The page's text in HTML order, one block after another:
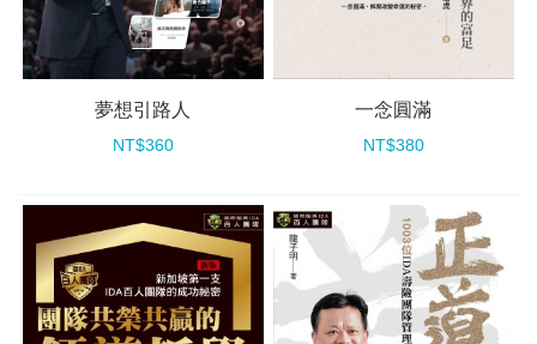
夢想引路人
NT$360
一念圓滿
NT$380